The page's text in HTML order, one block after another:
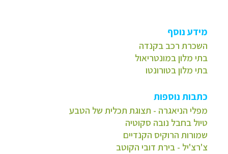
מידע נוסף
השכרת רכב בקנדה
בתי מלון במונטריאול
בתי מלון בטורונטו
כתבות נוספות
מפלי הניאגרה - תצוגת תכלית של הטבע
טיול בחבל נובה סקוטיה
שמורות הרוקיס הקנדיים
צ'רצ'יל - בירת דובי הקוטב